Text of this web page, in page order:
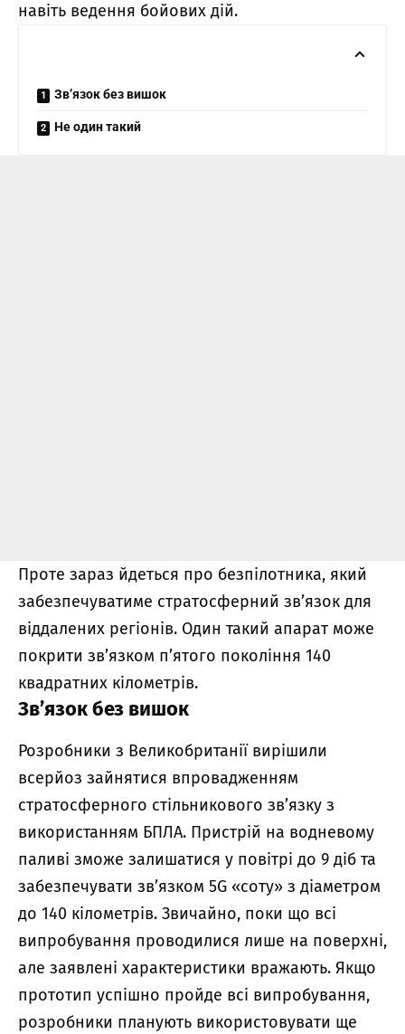
навіть ведення бойових дій.
Зв’язок без вишок
Не один такий
Проте зараз йдеться про безпілотника, який
забезпечуватиме стратосферний зв’язок для
віддалених регіонів. Один такий апарат може
покрити зв’язком п’ятого покоління 140
квадратних кілометрів.
Зв’язок без вишок
Розробники з Великобританії вирішили
всерйоз зайнятися впровадженням
стратосферного стільникового зв’язку з
використанням БПЛА. Пристрій на водневому
паливі зможе залишатися у повітрі до 9 діб та
забезпечувати зв’язком 5G «соту» з діаметром
до 140 кілометрів. Звичайно, поки що всі
випробування проводилися лише на поверхні,
але заявлені характеристики вражають. Якщо
прототип успішно пройде всі випробування,
розробники планують використовувати ще